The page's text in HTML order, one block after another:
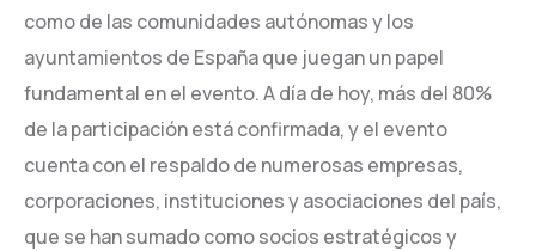
como de las comunidades autónomas y los
ayuntamientos de España que juegan un papel
fundamental en el evento. A día de hoy, más del 80%
de la participación está confirmada, y el evento
cuenta con el respaldo de numerosas empresas,
corporaciones, instituciones y asociaciones del país,
que se han sumado como socios estratégicos y